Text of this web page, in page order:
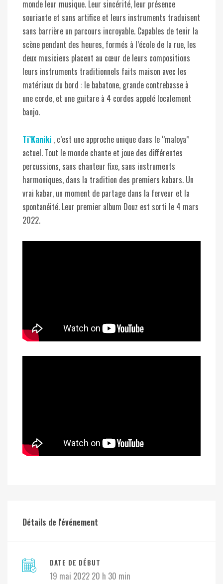
monde leur musique. Leur sincérité, leur présence
souriante et sans artifice et leurs instruments traduisent
sans barrière un parcours incroyable. Capables de tenir la
scène pendant des heures, formés à l’école de la rue, les
deux musiciens placent au cœur de leurs compositions
leurs instruments traditionnels faits maison avec les
matériaux du bord : le babatone, grande contrebasse à
une corde, et une guitare à 4 cordes appelé localement
banjo.
Ti’Kaniki , c’est une approche unique dans le ‘’maloya’’
actuel. Tout le monde chante et joue des différentes
percussions, sans chanteur fixe, sans instruments
harmoniques, dans la tradition des premiers kabars. Un
vrai kabar, un moment de partage dans la ferveur et la
spontanéité. Leur premier album Douz est sorti le 4 mars
2022.
Détails de l'événement
DATE DE DÉBUT
19 mai 2022 20 h 30 min